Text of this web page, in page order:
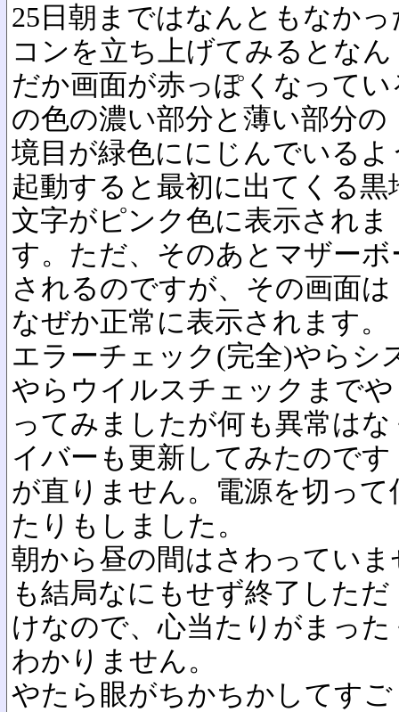
25日朝まではなんともなか
コンを立ち上げてみるとなん
だか画面が赤っぽくなって
の色の濃い部分と薄い部分の
境目が緑色ににじんでいる
起動すると最初に出てくる
文字がピンク色に表示されま
す。ただ、そのあとマザー
されるのですが、その画面は
なぜか正常に表示されます。
エラーチェック(完全)やらシ
やらウイルスチェックまでや
ってみましたが何も異常は
イバーも更新してみたのです
が直りません。電源を切っ
たりもしました。
朝から昼の間はさわってい
も結局なにもせず終了しただ
けなので、心当たりがまっ
わかりません。
やたら眼がちかちかしてす